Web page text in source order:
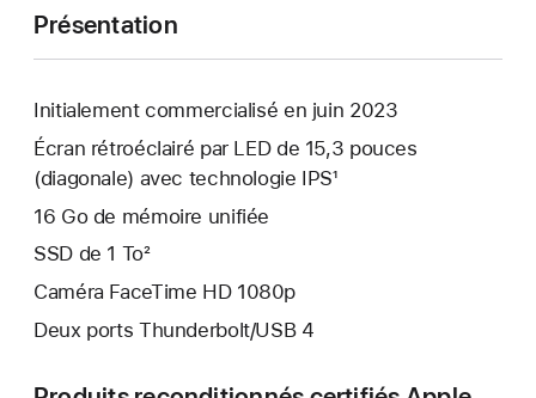
Présentation
Initialement commercialisé en juin 2023
Écran rétroéclairé par LED de 15,3 pouces
(diagonale) avec technologie IPS¹
16 Go de mémoire unifiée
SSD de 1 To²
Caméra FaceTime HD 1080p
Deux ports Thunderbolt/USB 4